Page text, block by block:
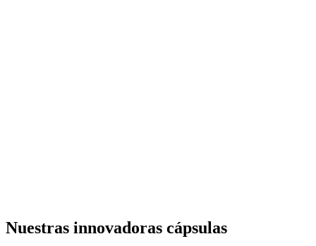
Nuestras innovadoras cápsulas